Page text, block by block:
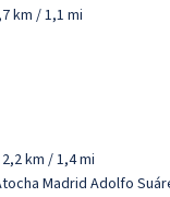
km / 1,1 mi
km / 1,4 mi
Madrid Adolfo